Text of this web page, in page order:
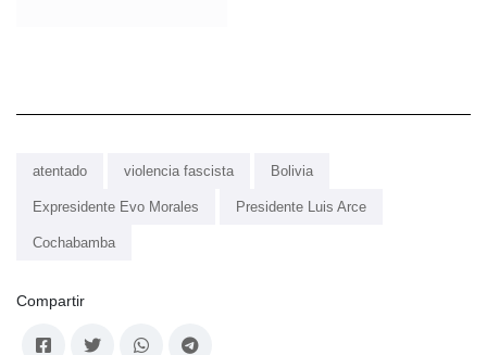
atentado violencia fascista Bolivia
Expresidente Evo Morales Presidente Luis Arce
Cochabamba
Compartir